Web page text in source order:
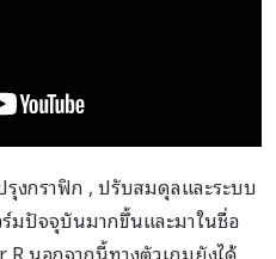
งกราฟิก , ปรับสมดุลและระบบ
มปัจจุบันมากขึ้นและมาในชื่อ